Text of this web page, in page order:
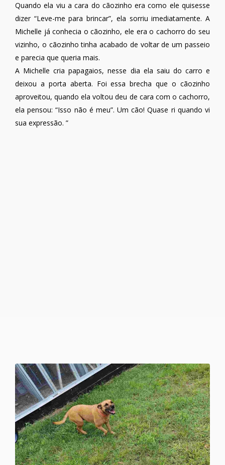
Quando ela viu a cara do cãozinho era como ele quisesse
dizer “Leve-me para brincar”, ela sorriu imediatamente. A
Michelle já conhecia o cãozinho, ele era o cachorro do seu
vizinho, o cãozinho tinha acabado de voltar de um passeio
e parecia que queria mais.
A Michelle cria papagaios, nesse dia ela saiu do carro e
deixou a porta aberta. Foi essa brecha que o cãozinho
aproveitou, quando ela voltou deu de cara com o cachorro,
ela pensou: “Isso não é meu”. Um cão! Quase ri quando vi
sua expressão. ”